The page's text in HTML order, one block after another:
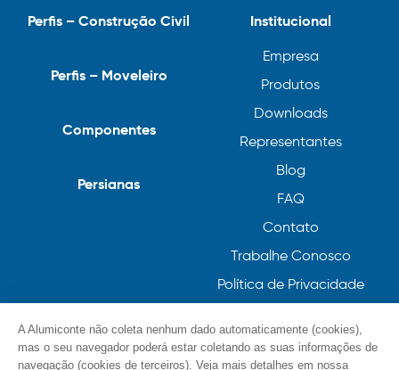
Institucional
Empresa
Produtos
Downloads
Representantes
Blog
FAQ
Contato
Trabalhe Conosco
Política de Privacidade
Perfis – Construção Civil
Perfis – Moveleiro
Componentes
Persianas
A Alumiconte não coleta nenhum dado automaticamente (cookies),
mas o seu navegador poderá estar coletando as suas informações de
navegação (cookies de terceiros). Veja mais detalhes em nossa